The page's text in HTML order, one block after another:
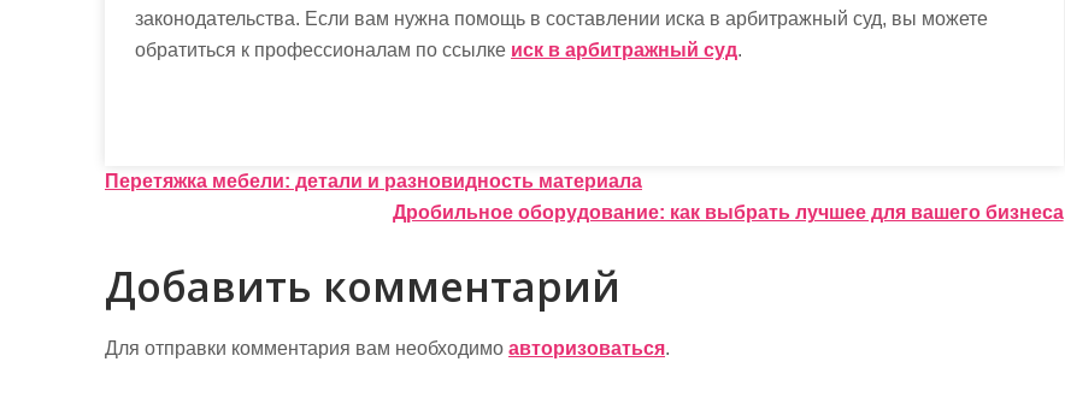
законодательства. Если вам нужна помощь в составлении иска в арбитражный суд, вы можете
обратиться к профессионалам по ссылке иск в арбитражный суд.
Н
в
и
г
Перетяжка мебели: детали и разновидность материала
Дробильное оборудование: как выбрать лучшее для вашего бизнеса
Добавить комментарий
Для отправки комментария вам необходимо авторизоваться.